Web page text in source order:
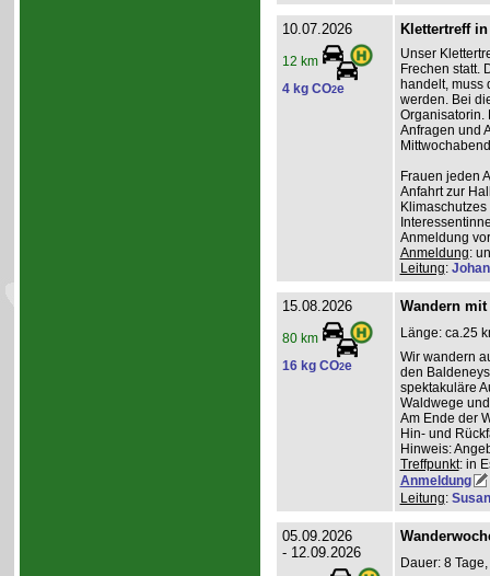
10.07.2026
12 km
4 kg CO2e
Klettertreff
Unser
Frechen statt.
handelt, muss
werden. Bei
Organisatorin.
Anfragen und
Frauen jeden
Anfahrt zur
Anmeldung
Anmeldung:
Leitung:
15.08.2026
80 km
16 kg CO2e
Wandern
Länge: ca.25
Wir wandern
den
spektakuläre
Waldwege
Am Ende der
Hin- und
Hinweis:
Treffpunkt: in
Anmeldung
Leitung:
05.09.2026
- 12.09.2026
Dauer: 8